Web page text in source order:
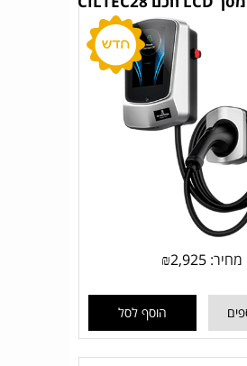
מחיר: ₪2,925
הוסף לסל